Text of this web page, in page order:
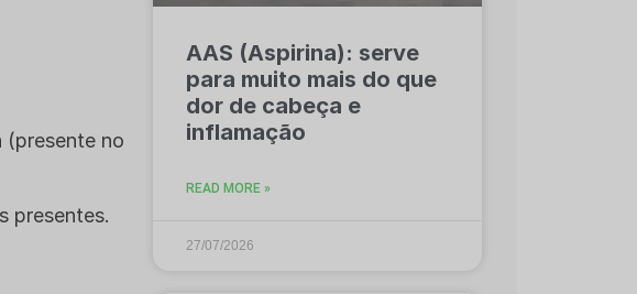
(presente no
presentes.
AAS (Aspirina): serve
para muito mais do que
dor de cabeça e
inflamação
READ MORE »
27/07/2026